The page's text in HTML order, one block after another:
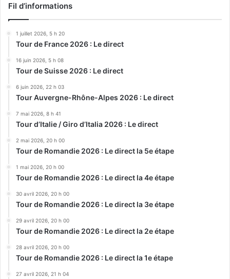
Fil d’informations
1 juillet 2026, 5 h 20
Tour de France 2026 : Le direct
16 juin 2026, 5 h 08
Tour de Suisse 2026 : Le direct
6 juin 2026, 22 h 03
Tour Auvergne-Rhône-Alpes 2026 : Le direct
7 mai 2026, 8 h 41
Tour d’Italie / Giro d’Italia 2026 : Le direct
2 mai 2026, 20 h 00
Tour de Romandie 2026 : Le direct la 5e étape
1 mai 2026, 20 h 00
Tour de Romandie 2026 : Le direct la 4e étape
30 avril 2026, 20 h 00
Tour de Romandie 2026 : Le direct la 3e étape
29 avril 2026, 20 h 00
Tour de Romandie 2026 : Le direct la 2e étape
28 avril 2026, 20 h 00
Tour de Romandie 2026 : Le direct la 1e étape
27 avril 2026, 21 h 04